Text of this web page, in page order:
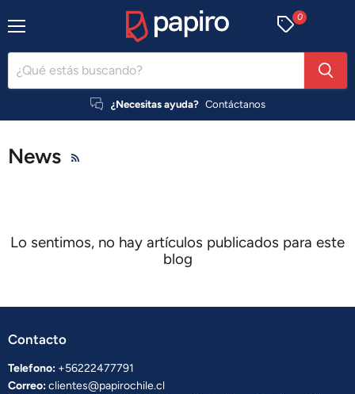
¿Necesitas ayuda? Contáctanos
0
News
Lo sentimos, no hay artículos publicados para este
blog
Contacto
Telefono: +56222477791
Correo:clientes@papirochile.cl